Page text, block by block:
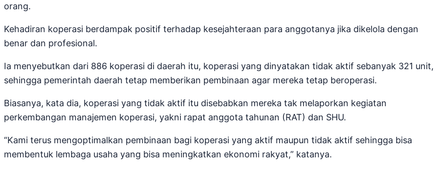
orang.
Kehadiran koperasi berdampak positif terhadap kesejahteraan para anggotanya jika dikelola dengan
benar dan profesional.
Ia menyebutkan dari 886 koperasi di daerah itu, koperasi yang dinyatakan tidak aktif sebanyak 321 unit,
sehingga pemerintah daerah tetap memberikan pembinaan agar mereka tetap beroperasi.
Biasanya, kata dia, koperasi yang tidak aktif itu disebabkan mereka tak melaporkan kegiatan
perkembangan manajemen koperasi, yakni rapat anggota tahunan (RAT) dan SHU.
“Kami terus mengoptimalkan pembinaan bagi koperasi yang aktif maupun tidak aktif sehingga bisa
membentuk lembaga usaha yang bisa meningkatkan ekonomi rakyat,” katanya.